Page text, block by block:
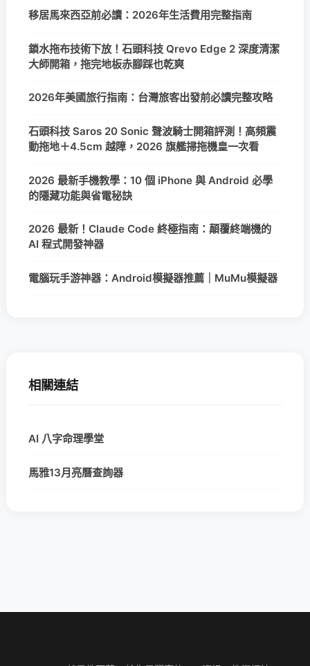
移居馬來西亞前必讀：2026年生活費用完整指南
鎖水拖布技術下放！石頭科技 Qrevo Edge 2 深度清潔
大師開箱，拖完地板赤腳踩也乾爽
2026年美國旅行指南：台灣旅客出發前必讀完整攻略
石頭科技 Saros 20 Sonic 聲波騎士開箱評測！高頻震
動拖地＋4.5cm 越障，2026 旗艦掃拖機皇一次看
2026 最新手機教學：10 個 iPhone 與 Android 必學
的隱藏功能與省電秘訣
2026 最新！Claude Code 終極指南：顛覆終端機的
AI 程式開發神器
電腦玩手游神器：Android模擬器推薦｜MuMu模擬器
相關連結
AI 八字命理學堂
馬雅13月亮曆查詢器